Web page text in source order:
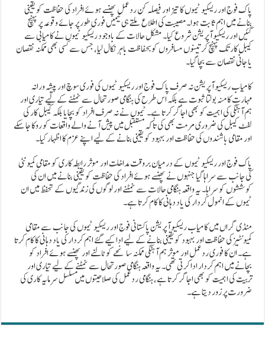
پاک فوج اور ریسکیو ٹیموں کا تیز اور فیصلہ کن ردعمل پھنسے ہوئے افراد کی حفاظت کو یقینی
بنانے میں اہم ثابت ہوا۔ مصیبت کی اطلاع ملتے ہی ٹیمیں فوری طور پر جائے وقوعہ پر پہنچ
گئیں اور ریسکیو آپریشن شروع کیا۔ مشکل حالات کے باوجود ریسکیو ٹیموں نے کامیابی سے
کیبل کار تک پہنچ کر تینوں مسافروں کو بحفاظت باہر نکال لیا، جس سے کسی بھی ممکنہ نقصان
یا جانی نقصان سے بچا گیا۔
کامیاب ریسکیو آپریشن نہ صرف پاک فوج اور ریسکیو ٹیموں کی فوری سوچ اور پیشہ ورانہ
مہارت کا منہ بولتا ثبوت ہے بلکہ اس طرح کی ہنگامی صورتحال سے نمٹنے کے لیے تیاری اور
ہم آہنگی کی اہمیت کو بھی اجاگر کرتا ہے۔ ٹیموں نے نہ صرف افراد کو بچایا بلکہ کیبل کار کی
لفٹ کیبل کی ضروری مرمت بھی کی تاکہ مستقبل میں پیش آنے والے واقعات کو روکا جا سکے
اور مقامی باشندوں کی حفاظت اور بہبود کو یقینی بنانے کے لیے اپنے عزم کا اظہار کیا۔
پاک فوج اور ریسکیو ٹیموں کے درمیان بروقت مداخلت اور موثر رابطہ کاری کو مقامی کمیونٹی
کی جانب سے سراہا گیا جنہوں نے پھنسے ہوئے افراد کی حفاظت کو یقینی بنانے میں ان کی
کوششوں کو سراہا۔ یہ واقعہ ہنگامی حالات سے نمٹنے اور لوگوں کی زندگیوں کے تحفظ میں ان
ٹیموں کے انمول کردار کی یاد دہانی کا کام کرتا ہے۔
منڈی گراں میں کامیاب ریسکیو آپریشن پاکستانی فوج اور ریسکیو ٹیموں کی جانب سے مقامی
کمیونٹیز کی حفاظت اور بہبود کو یقینی بنانے کے لیے ادا کیے گئے اہم کردار کی یاد دہانی کا کام کرتا
ہے۔ ان کا فوری ردعمل اور موثر ہم آہنگی ممکنہ سانحے کو ٹالنے اور پھنسے ہوئے افراد کو
بچانے میں اہم کردار ادا کرتی تھی۔ یہ واقعہ ہنگامی صورتحال سے نمٹنے کے لیے تیاری اور
تربیت کی اہمیت کو بھی اجاگر کرتا ہے، ہنگامی ردعمل کی صلاحیتوں میں مسلسل سرمایہ کاری کی
ضرورت پر زور دیتا ہے۔